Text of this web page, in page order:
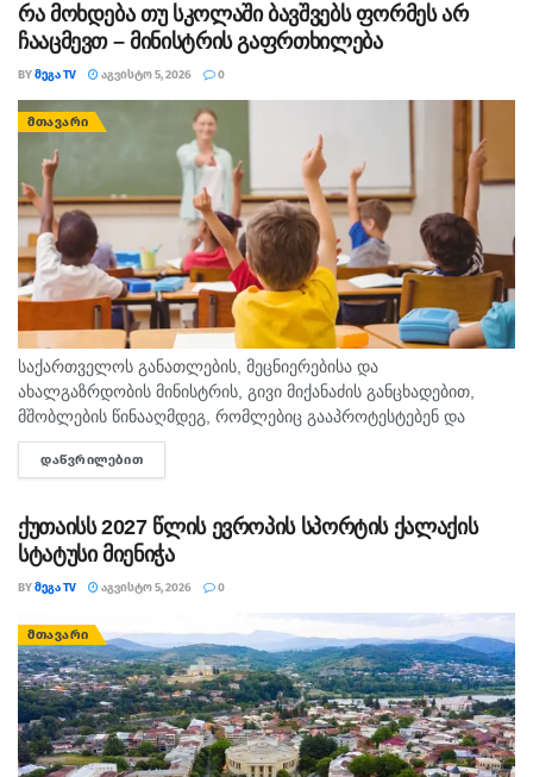
რა მოხდება თუ სკოლაში ბავშვებს ფორმეს არ
ჩააცმევთ – მინისტრის გაფრთხილება
BYᲛᲔᲒᲐ TV ᲐᲒᲕᲘᲡᲢᲝ 5, 2026 0
ᲛᲗᲐᲕᲐᲠᲘ
საქართველოს განათლების, მეცნიერებისა და
ახალგაზრდობის მინისტრის, გივი მიქანაძის განცხადებით,
მშობლების წინააღმდეგ, რომლებიც გააპროტესტებენ და
ბავშვებს სასკოლო ფორმას მაინც არ ჩააცმევენ, იქნება
განსაზღვრული, როგორც აღმზრდელობითი, ისე კონკრეტული
ᲓᲐᲬᲕᲠᲘᲚᲔᲑᲘᲗ
ქუთაისს 2027 წლის ევროპის სპორტის ქალაქის
სტატუსი მიენიჭა
BYᲛᲔᲒᲐ TV ᲐᲒᲕᲘᲡᲢᲝ 5, 2026 0
ᲛᲗᲐᲕᲐᲠᲘ